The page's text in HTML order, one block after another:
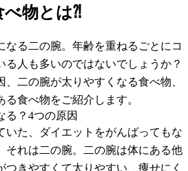
物とは⁈
なる二の腕。年齢を重ねるごとにコ
る人も多いのではないでしょうか？
二の腕が太りやすくなる食べ物、
食べ物をご紹介します。
る？4つの原因
いた、ダイエットをがんばってもな
それは二の腕。二の腕は体にある他
きやすくて太りやすい、痩せにく